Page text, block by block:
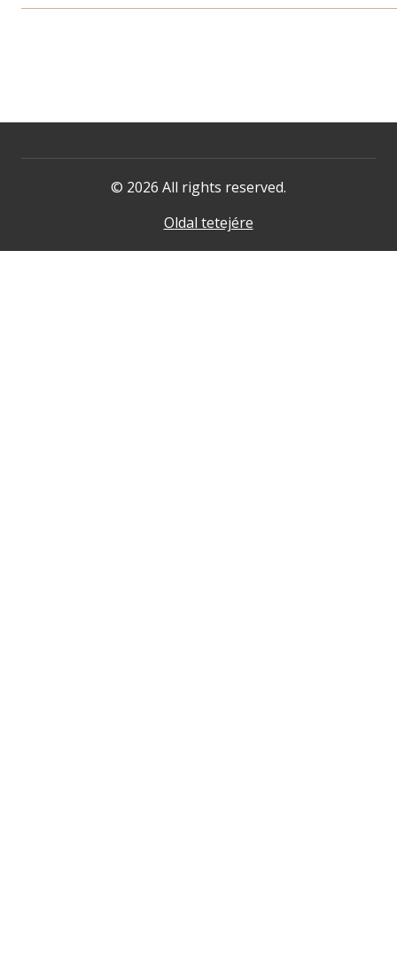
© 2026 All rights reserved.
Oldal tetejére